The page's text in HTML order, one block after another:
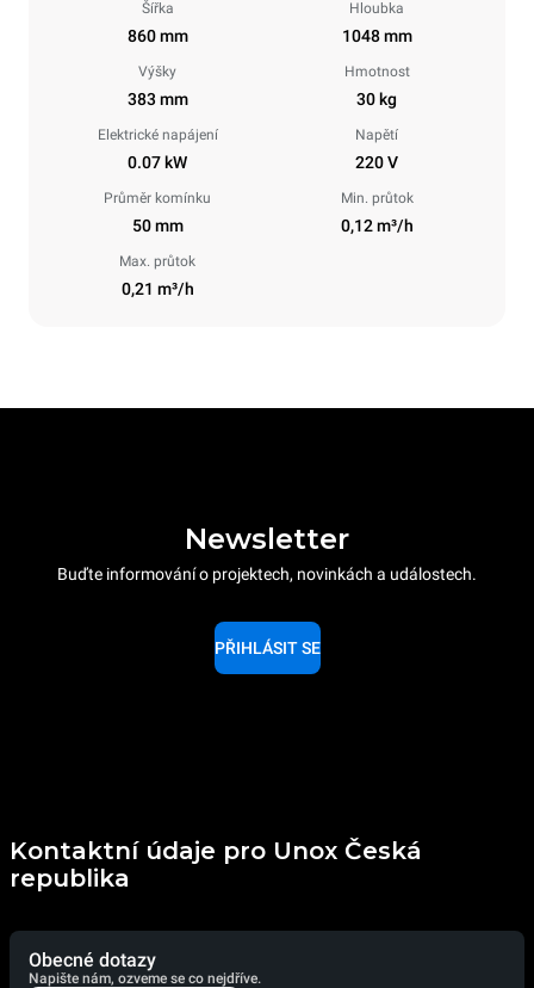
Šířka
860 mm
Hloubka
1048 mm
Výšky
383 mm
Hmotnost
30 kg
Elektrické napájení
0.07 kW
Napětí
220 V
Průměr komínku
50 mm
Min. průtok
0,12 m³/h
Max. průtok
0,21 m³/h
Newsletter
Buďte informování o projektech, novinkách a událostech.
PŘIHLÁSIT SE
Kontaktní údaje pro Unox Česká
republika
Obecné dotazy
Napište nám, ozveme se co nejdříve.